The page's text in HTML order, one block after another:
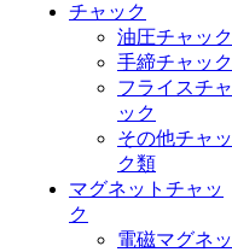
チャック
油圧チャック
手締チャック
フライスチャ
ック
その他チャッ
ク類
マグネットチャッ
ク
電磁マグネッ